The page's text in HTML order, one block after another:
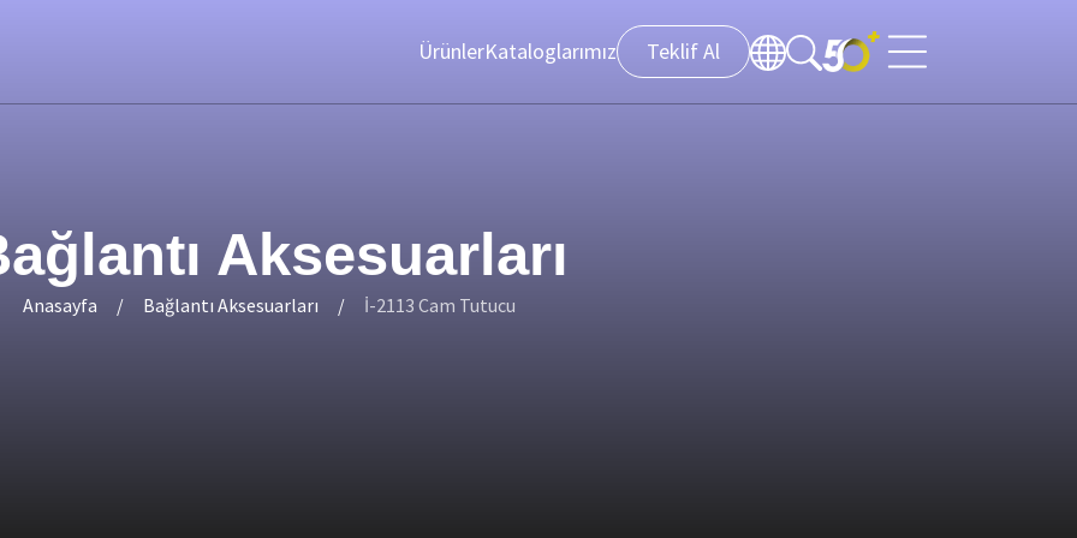
ÜrünlerKataloglarımız Teklif Al
Aksesuarları
Anasayfa Bağlantı Aksesuarları İ-2113 Cam Tutucu